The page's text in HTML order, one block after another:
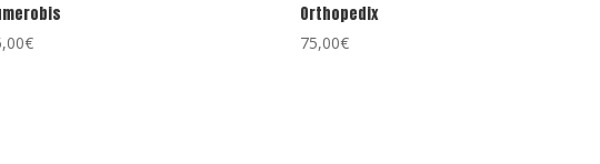
€
Orthopedix
75,00€